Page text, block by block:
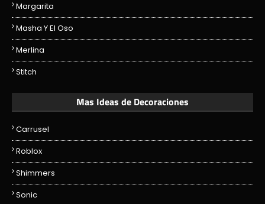
Margarita
Masha Y El Oso
Merlina
Stitch
Mas Ideas de Decoraciones
Carrusel
Roblox
Shimmers
Sonic